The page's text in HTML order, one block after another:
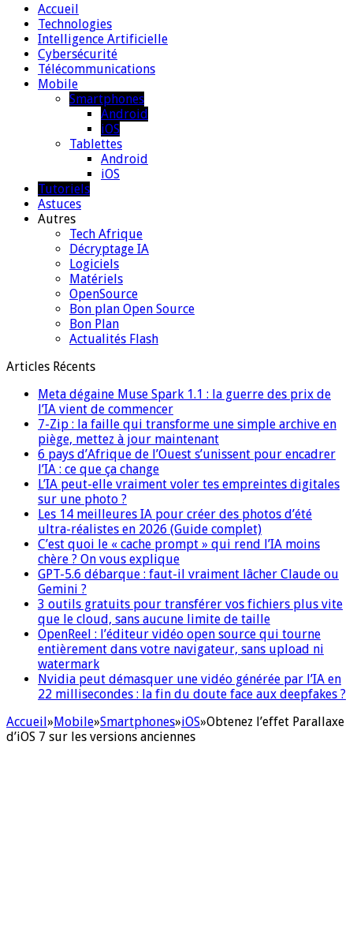
Accueil
Technologies
Intelligence Artificielle
Cybersécurité
Télécommunications
Mobile
Smartphones
Android
iOS
Tablettes
Android
iOS
Tutoriels
Astuces
Autres
Tech Afrique
Décryptage IA
Logiciels
Matériels
OpenSource
Bon plan Open Source
Bon Plan
Actualités Flash
Articles Récents
Meta dégaine Muse Spark 1.1 : la guerre des prix de
l’IA vient de commencer
7-Zip : la faille qui transforme une simple archive en
piège, mettez à jour maintenant
6 pays d’Afrique de l’Ouest s’unissent pour encadrer
l’IA : ce que ça change
L’IA peut-elle vraiment voler tes empreintes digitales
sur une photo ?
Les 14 meilleures IA pour créer des photos d’été
ultra-réalistes en 2026 (Guide complet)
C’est quoi le « cache prompt » qui rend l’IA moins
chère ? On vous explique
GPT-5.6 débarque : faut-il vraiment lâcher Claude ou
Gemini ?
3 outils gratuits pour transférer vos fichiers plus vite
que le cloud, sans aucune limite de taille
OpenReel : l’éditeur vidéo open source qui tourne
entièrement dans votre navigateur, sans upload ni
watermark
Nvidia peut démasquer une vidéo générée par l’IA en
22 millisecondes : la fin du doute face aux deepfakes ?
Accueil»Mobile»Smartphones»iOS»Obtenez l’effet Parallaxe
d’iOS 7 sur les versions anciennes